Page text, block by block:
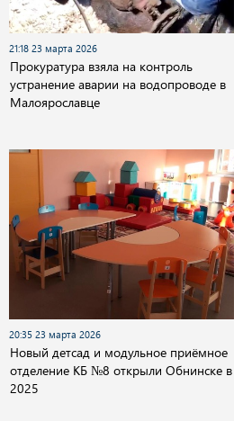
21:18 23 марта 2026
Прокуратура взяла на контроль
устранение аварии на водопроводе в
Малоярославце
20:35 23 марта 2026
Новый детсад и модульное приёмное
отделение КБ №8 открыли Обнинске в
2025